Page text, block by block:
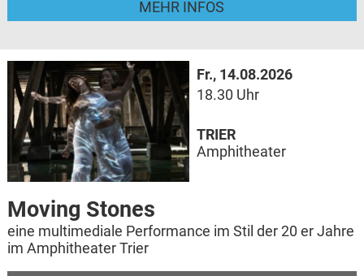
MEHR INFOS
Fr., 14.08.2026
18.30 Uhr
Moving Stones
eine multimediale Performance im Stil der 20 er Jahre
im Amphitheater Trier
TRIER
Amphitheater